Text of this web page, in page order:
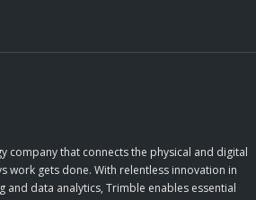
company that connects the physical and digital
work gets done. With relentless innovation in
data analytics, Trimble enables essential